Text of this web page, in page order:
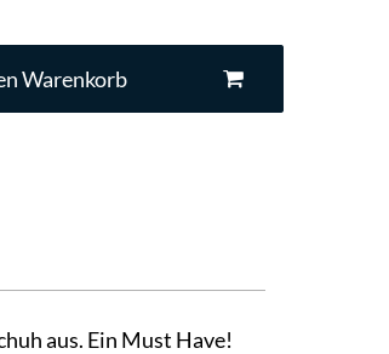
Warenkorb
aus. Ein Must Have!